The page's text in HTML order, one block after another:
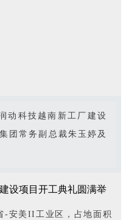
动科技越南新工厂建设
团常务副总裁朱玉婷及
-安美II工业区，占地面积